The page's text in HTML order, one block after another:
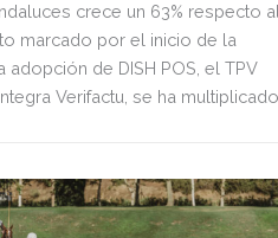
crece un 63% respecto
marcado por el inicio de la
adopción de DISH POS, el TPV
Verifactu, se ha